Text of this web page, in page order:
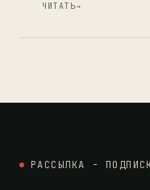
ЧИТАТЬ→
РАССЫЛКА -